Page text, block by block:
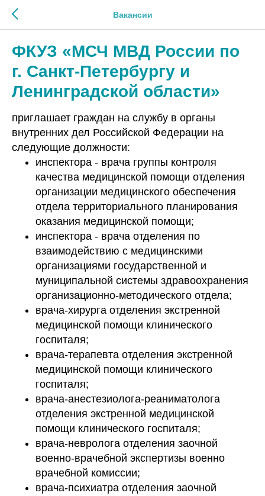
Вакансии
ФКУЗ «МСЧ МВД России по
г. Санкт-Петербургу и
Ленинградской области»
приглашает граждан на службу в органы
внутренних дел Российской Федерации на
следующие должности:
инспектора - врача группы контроля
качества медицинской помощи отделения
организации медицинского обеспечения
отдела территориального планирования
оказания медицинской помощи;
инспектора - врача отделения по
взаимодействию с медицинскими
организациями государственной и
муниципальной системы здравоохранения
организационно-методического отдела;
врача-хирурга отделения экстренной
медицинской помощи клинического
госпиталя;
врача-терапевта отделения экстренной
медицинской помощи клинического
госпиталя;
врача-анестезиолога-реаниматолога
отделения экстренной медицинской
помощи клинического госпиталя;
врача-невролога отделения заочной
военно-врачебной экспертизы военно
врачебной комиссии;
врача-психиатра отделения заочной